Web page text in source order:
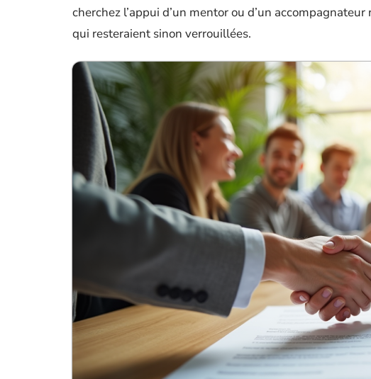
cherchez l’appui d’un mentor ou d’un
qui resteraient sinon verrouillées.